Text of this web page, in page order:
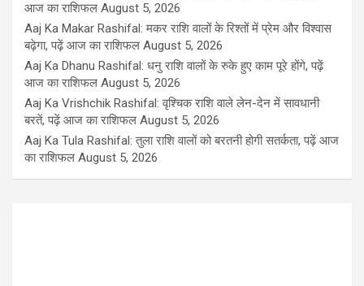
आज का राशिफल August 5, 2026
Aaj Ka Makar Rashifal: मकर राशि वालों के रिश्तों में प्रेम और विश्वास
बढ़ेगा, पढ़ें आज का राशिफल August 5, 2026
Aaj Ka Dhanu Rashifal: धनु राशि वालों के रुके हुए काम पूरे होंगे, पढ़ें
आज का राशिफल August 5, 2026
Aaj Ka Vrishchik Rashifal: वृश्चिक राशि वाले लेन-देन में सावधानी
बरतें, पढ़ें आज का राशिफल August 5, 2026
Aaj Ka Tula Rashifal: तुला राशि वालों को बरतनी होगी सतर्कता, पढ़ें आज
का राशिफल August 5, 2026